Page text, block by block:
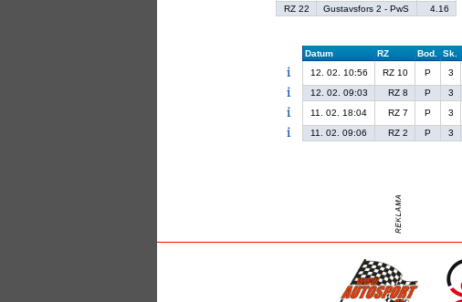
RZ 22
Gustavsfors 2 - PwS 4.16
Datum RZ Bod. Sk.
12. 02. 10:56
RZ 10 P 3
12. 02. 09:03
RZ 8 P 3
11. 02. 18:04
RZ 7 P 3
11. 02. 09:06
RZ 2 P 3